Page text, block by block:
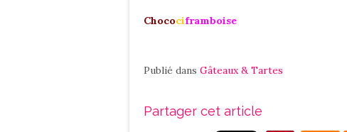
Chocociframboise
Publié dans Gâteaux & Tartes
Partager cet article